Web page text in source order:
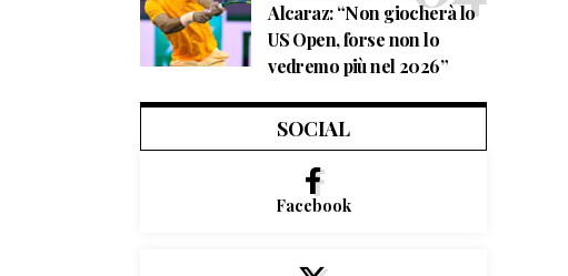
Alcaraz: “Non giocherà lo
US Open, forse non lo
vedremo più nel 2026”
SOCIAL
Facebook